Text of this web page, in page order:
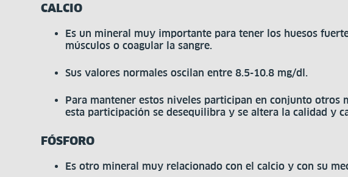
CALCIO
Es un mineral muy importante para tener los huesos
músculos o coagular la sangre.
Sus valores normales oscilan entre 8.5-10.8 mg/dl.
Para mantener estos niveles participan en conjunto
esta participación se desequilibra y se altera la calidad y
FÓSFORO
Es otro mineral muy relacionado con el calcio y con su